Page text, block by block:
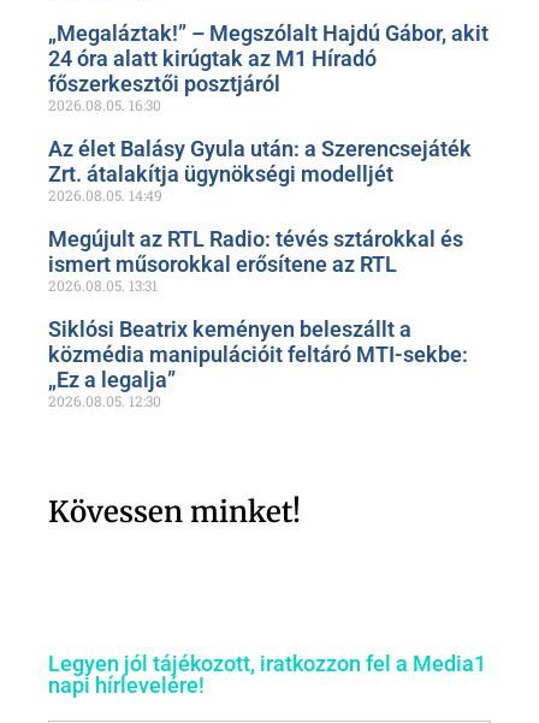
„Megaláztak!” – Megszólalt Hajdú Gábor, akit
24 óra alatt kirúgtak az M1 Híradó
főszerkesztői posztjáról
2026.08.05. 16:30
Az élet Balásy Gyula után: a Szerencsejáték
Zrt. átalakítja ügynökségi modelljét
2026.08.05. 14:49
Megújult az RTL Radio: tévés sztárokkal és
ismert műsorokkal erősítene az RTL
2026.08.05. 13:31
Siklósi Beatrix keményen beleszállt a
közmédia manipulációit feltáró MTI-sekbe:
„Ez a legalja”
2026.08.05. 12:30
Kövessen minket!
Legyen jól tájékozott, iratkozzon fel a Media1
napi hírlevelére!